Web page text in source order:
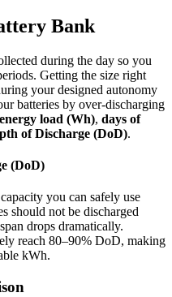
Bank
during the day so you
Getting the size right
your designed autonomy
batteries by over-discharging
load (Wh), days of
of Discharge (DoD).
(DoD)
you can safely use
should not be discharged
drops dramatically.
reach 80–90% DoD, making
kWh.